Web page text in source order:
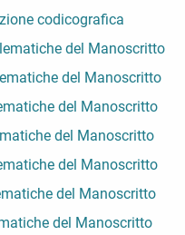
codicografica
del Manoscritto
del Manoscritto
del Manoscritto
del Manoscritto
del Manoscritto
del Manoscritto
del Manoscritto